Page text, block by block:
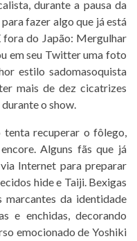
durante a pausa da
fazer algo que já está
fora do Japão: Mergulhar
em seu Twitter uma foto
estilo sadomasoquista
mais de dez cicatrizes
o show.
recuperar o fôlego,
Alguns fãs que já
Internet para preparar
hide e Taiji. Bexigas
marcantes da identidade
e enchidas, decorando
emocionado de Yoshiki